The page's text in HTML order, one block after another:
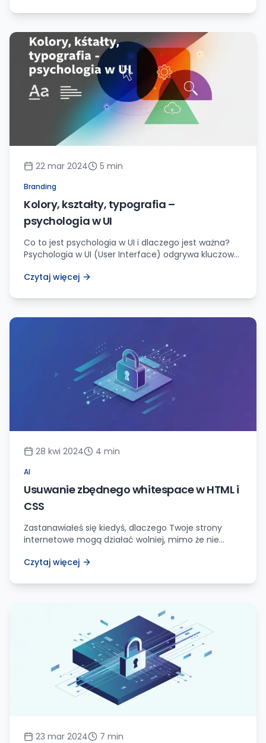
22 mar 2024 5 min
Branding
Kolory, kształty, typografia –
psychologia w UI
Co to jest psychologia w UI i dlaczego jest ważna?
Psychologia w UI (User Interface) odgrywa kluczową
doświadczeń dla użytkowników. Koncentruje się na
reaguje na różne elementy wizualne, takie jak kolory,
Czytaj więcej
28 kwi 2024 4 min
AI
Usuwanie zbędnego whitespace w HTML i
CSS
Zastanawiałeś się kiedyś, dlaczego Twoje strony
internetowe mogą działać wolniej, mimo że nie
może tkwić w czymś tak niepozornym jak… białe
wyglądające puste miejsca w Twoim kodzie HTML i
Twojej strony. Jako doświadczony twórca stron […]
Czytaj więcej
23 mar 2024 7 min